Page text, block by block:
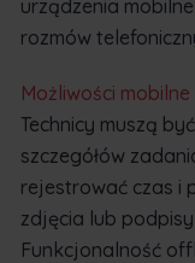
urządzenia
rozmów
Możliwości mobilne
Technicy muszą
szczegółów
rejestrować czas i
zdjęcia lub
Funkcjonalność